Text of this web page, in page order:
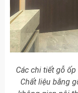
Các chi tiết gỗ
Chất liệu bằng